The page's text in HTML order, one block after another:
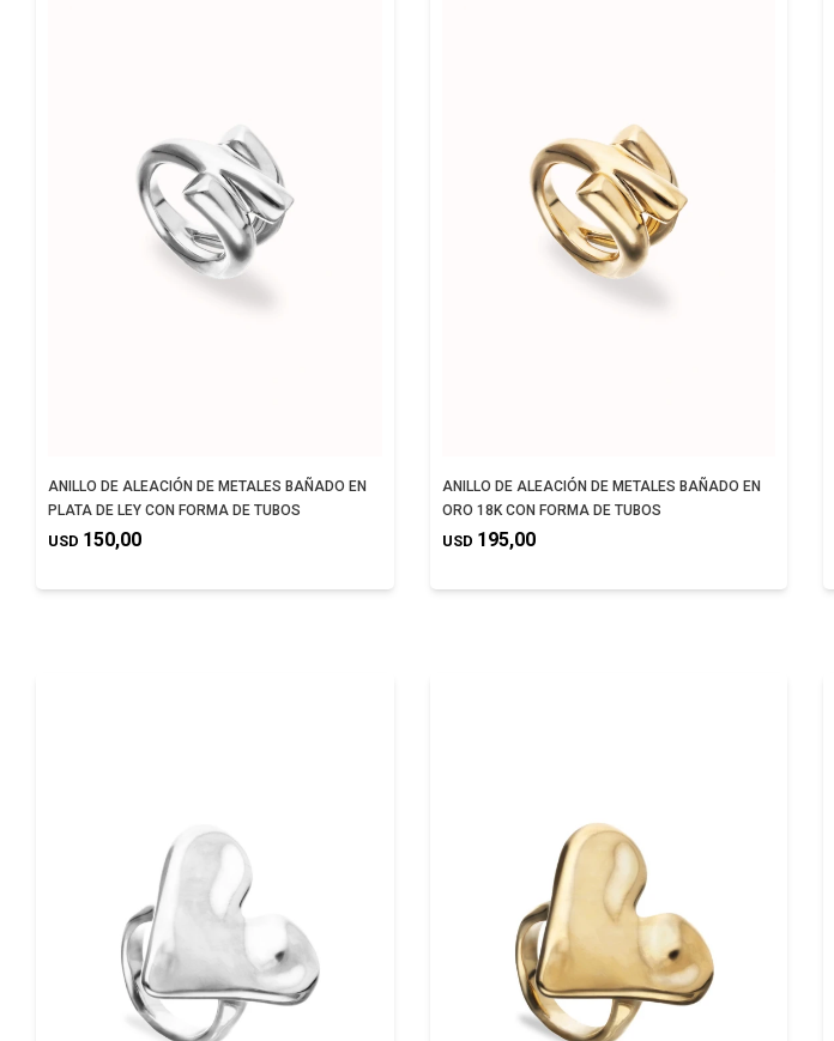
ANILLO DE ALEACIÓN DE METALES BAÑADO EN
PLATA DE LEY CON FORMA DE TUBOS
USD 150,00
ANILLO DE ALEACIÓN DE METALES BAÑADO EN
ORO 18K CON FORMA DE TUBOS
USD 195,00